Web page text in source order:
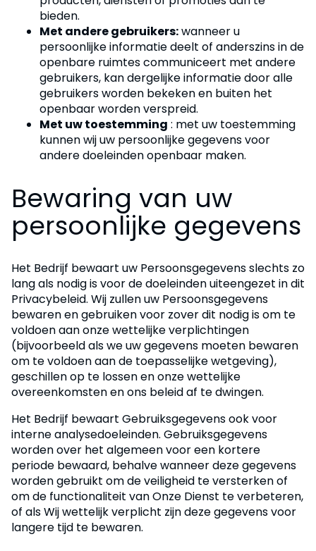
bieden.
Met andere gebruikers:wanneer u
persoonlijke informatie deelt of anderszins in de
openbare ruimtes communiceert met andere
gebruikers, kan dergelijke informatie door alle
gebruikers worden bekeken en buiten het
openbaar worden verspreid.
Met uw toestemming : met uw toestemming
kunnen wij uw persoonlijke gegevens voor
andere doeleinden openbaar maken.
Bewaring van uw
persoonlijke gegevens
Het Bedrijf bewaart uw Persoonsgegevens slechts zo
lang als nodig is voor de doeleinden uiteengezet in dit
Privacybeleid. Wij zullen uw Persoonsgegevens
bewaren en gebruiken voor zover dit nodig is om te
voldoen aan onze wettelijke verplichtingen
(bijvoorbeeld als we uw gegevens moeten bewaren
om te voldoen aan de toepasselijke wetgeving),
geschillen op te lossen en onze wettelijke
overeenkomsten en ons beleid af te dwingen.
Het Bedrijf bewaart Gebruiksgegevens ook voor
interne analysedoeleinden. Gebruiksgegevens
worden over het algemeen voor een kortere
periode bewaard, behalve wanneer deze gegevens
worden gebruikt om de veiligheid te versterken of
om de functionaliteit van Onze Dienst te verbeteren,
of als Wij wettelijk verplicht zijn deze gegevens voor
langere tijd te bewaren.